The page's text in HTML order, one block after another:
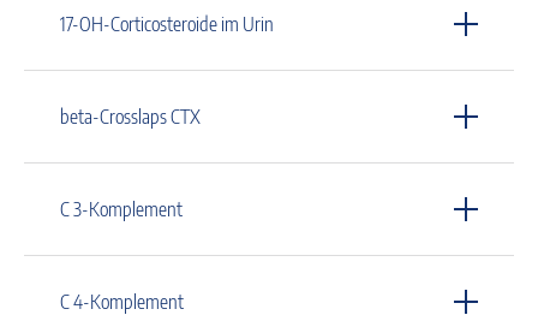
17-OH-Corticosteroide im Urin
beta-Crosslaps CTX
C 3-Komplement
C 4-Komplement